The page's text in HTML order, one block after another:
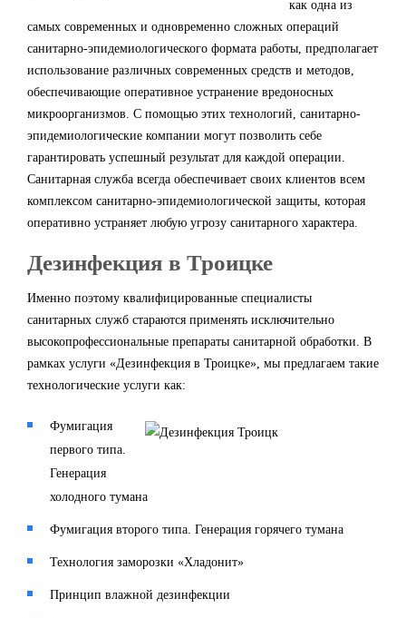
как одна из
самых современных и одновременно сложных операций
санитарно-эпидемиологического формата работы, предполагает
использование различных современных средств и методов,
обеспечивающие оперативное устранение вредоносных
микроорганизмов. С помощью этих технологий, санитарно-
эпидемиологические компании могут позволить себе
гарантировать успешный результат для каждой операции.
Санитарная служба всегда обеспечивает своих клиентов всем
комплексом санитарно-эпидемиологической защиты, которая
оперативно устраняет любую угрозу санитарного характера.
Дезинфекция в Троицке
Именно поэтому квалифицированные специалисты
санитарных служб стараются применять исключительно
высокопрофессиональные препараты санитарной обработки. В
рамках услуги «Дезинфекция в Троицке», мы предлагаем такие
технологические услуги как:
Фумигация
первого типа.
Генерация
холодного тумана
Фумигация второго типа. Генерация горячего тумана
Технология заморозки «Хладонит»
Принцип влажной дезинфекции